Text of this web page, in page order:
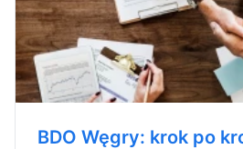
BDO Węgry: krok po